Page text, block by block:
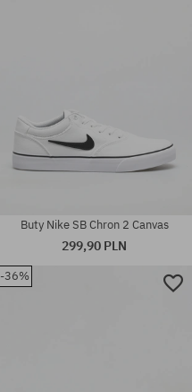
Buty Nike SB Chron 2 Canvas
299,90 PLN
-36%